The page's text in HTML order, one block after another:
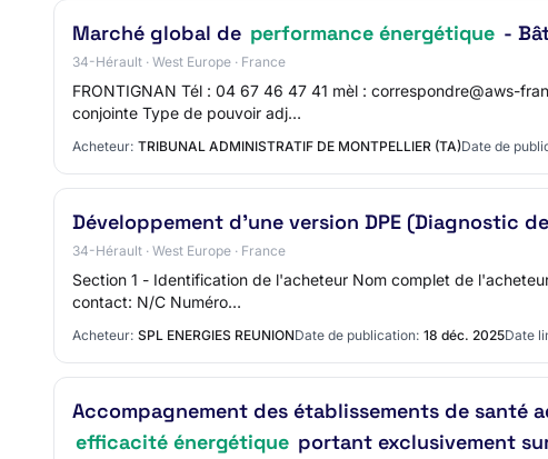
Marché global de performance énergétique -
34-Hérault · West Europe · France
FRONTIGNAN Tél : 04 67 46 47 41 mèl : correspondre@aws-
conjointe Type de pouvoir adj…
Acheteur: TRIBUNAL ADMINISTRATIF DE MONTPELLIER (TA)Date de
Développement d'une version DPE (Diagnostic de
34-Hérault · West Europe · France
Section 1 - Identification de l'acheteur Nom complet de
contact: N/C Numéro…
Acheteur: SPL ENERGIES REUNIONDate de publication: 18 déc. 2025Date
Accompagnement des établissements de santé
efficacité énergétique portant exclusivement